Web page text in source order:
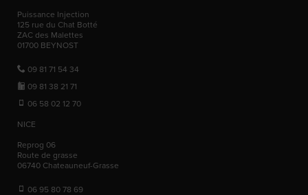
Puissance Injection
125 rue du Chat Botté
ZAC des Malettes
01700 BEYNOST
09 81 71 54 34
09 81 38 21 71
06 58 02 12 70
NICE
Reprog 06
Route de grasse
06740 Chateauneuf-Grasse
06 95 80 78 69